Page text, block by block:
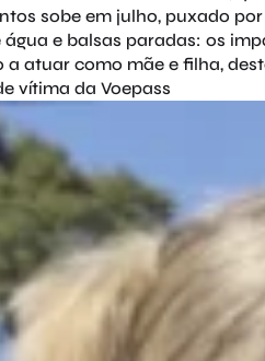
sobe em julho, puxado
e balsas paradas: os
a atuar como mãe e filha,
vítima da Voepass